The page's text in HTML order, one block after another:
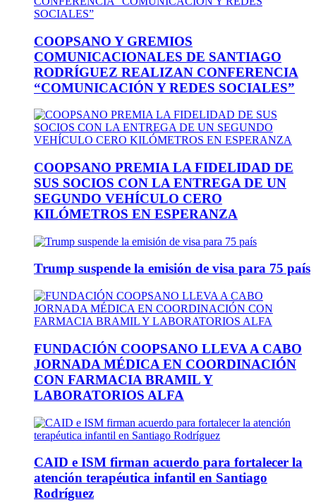
COOPSANO Y GREMIOS
COMUNICACIONALES DE SANTIAGO
RODRÍGUEZ REALIZAN CONFERENCIA
“COMUNICACIÓN Y REDES SOCIALES”
COOPSANO PREMIA LA FIDELIDAD DE
SUS SOCIOS CON LA ENTREGA DE UN
SEGUNDO VEHÍCULO CERO
KILÓMETROS EN ESPERANZA
Trump suspende la emisión de visa para 75 país
FUNDACIÓN COOPSANO LLEVA A CABO
JORNADA MÉDICA EN COORDINACIÓN
CON FARMACIA BRAMIL Y
LABORATORIOS ALFA
CAID e ISM firman acuerdo para fortalecer la
atención terapéutica infantil en Santiago
Rodríguez